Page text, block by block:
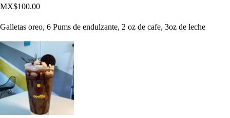
MX$100.00
Galletas oreo, 6 Pums de endulzante, 2 oz de cafe, 3oz de leche